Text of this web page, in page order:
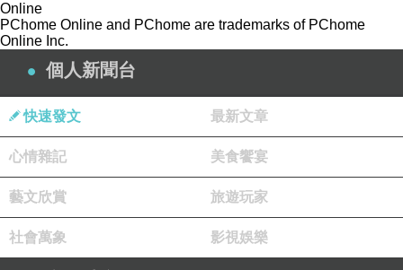
安平劍獅:海山館
劍獅，或做「獅咬劍」、「獅子啣劍」，亦有以獸頭之造
產」，最為著稱。其多見用於門楣、照牆
Online
PChome Online and PChome are trademarks of PChome
Online Inc.
個人新聞台
快速發文 最新文章
心情雜記 美食饗宴
藝文欣賞 旅遊玩家
社會萬象 影視娛樂